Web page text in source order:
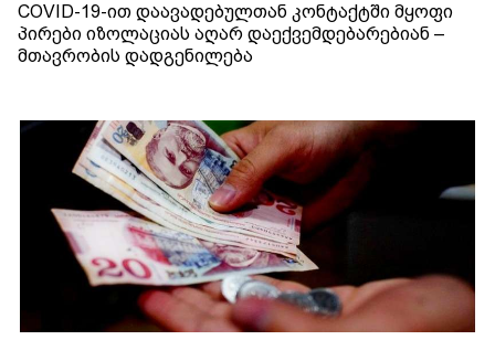
COVID-19-ით დაავადებულთან კონტაქტში მყოფი
პირები იზოლაციას აღარ დაექვემდებარებიან –
მთავრობის დადგენილება